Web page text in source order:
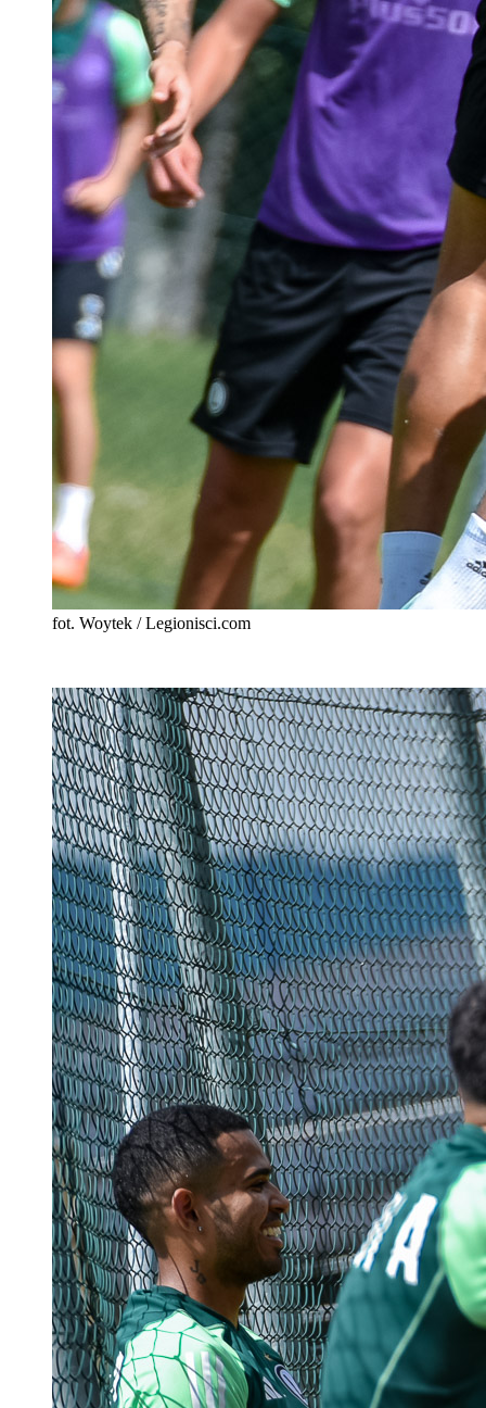
fot. Woytek / Legionisci.com